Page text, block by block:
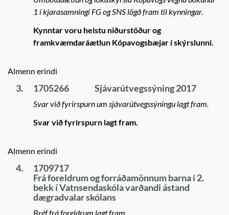
1 í kjarasamningi FG og SNS lögð fram til kynningar.
Kynntar voru helstu niðurstöður og
framkvæmdaráætlun Kópavogsbæjar í skýrslunni.
Almenn erindi
3. 1705266 Sjávarútvegssýning 2017
Svar við fyrirspurn um sjávarútvegssýningu lagt fram.
Svar við fyrirspurn lagt fram.
Almenn erindi
4.
1709717
Frá foreldrum og forráðamönnum barna í 2.
bekk í Vatnsendaskóla varðandi ástand
dægradvalar skólans
Bréf frá foreldrum lagt fram.